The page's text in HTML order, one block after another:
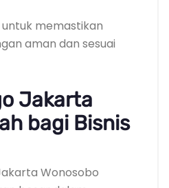
memastikan
aman dan sesuai
Jakarta
bagi Bisnis
Wonosobo